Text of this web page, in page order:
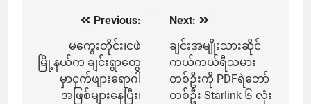
navigation
Previous:
မကွေးတိုင်း၊ငဖဲ
မြို့နယ်က ချင်းရွာတွေ
မှာငှက်ဖျားရောဂါ
အဖြစ်များနေပြီး၊
Next:
ချင်းအမျိုးသားဆိုင်
ကယ်ကယ်ရီသမား
တစ်ဦးကို PDFရဲဘော်
တစ်ဦး Starlink ၆ လုံး